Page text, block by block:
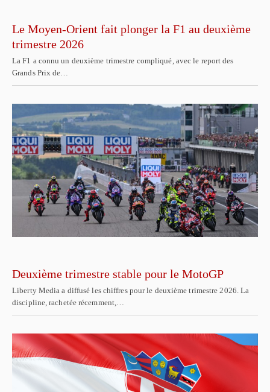
Le Moyen-Orient fait plonger la F1 au deuxième
trimestre 2026
La F1 a connu un deuxième trimestre compliqué, avec le report des
Grands Prix de…
Deuxième trimestre stable pour le MotoGP
Liberty Media a diffusé les chiffres pour le deuxième trimestre 2026. La
discipline, rachetée récemment,…